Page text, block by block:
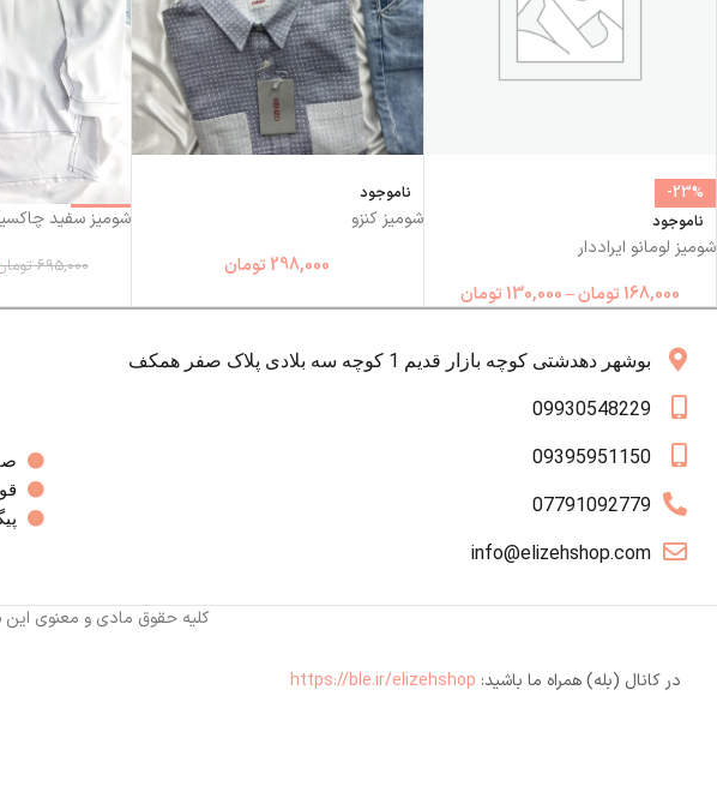
-23%
ناموجود
شومیز لومانو ایراددار
168,000 تومان–
130,000 تومان
ناموجود
شومیز کنزو
298,000 تومان
-22%
شومیز سفید
695,000
بوشهر دهدشتی کوچه بازار قدیم 1 کوچه سه بلادی پلاک صفر همکف
09930548229
09395951150
07791092779
info@elizehshop.com
کلیه حقوق مادی و معنوی
در کانال (بله) همراه ما باشید: https://ble.ir/elizehshop